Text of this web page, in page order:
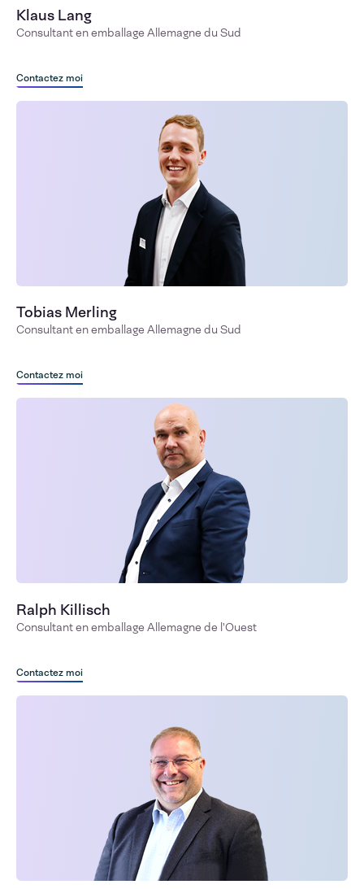
Klaus Lang
Consultant en emballage Allemagne du Sud
Contactez moi
Tobias Merling
Consultant en emballage Allemagne du Sud
Contactez moi
Ralph Killisch
Consultant en emballage Allemagne de l'Ouest
Contactez moi